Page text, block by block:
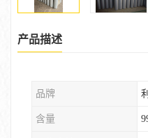
产品描述
品牌
含量